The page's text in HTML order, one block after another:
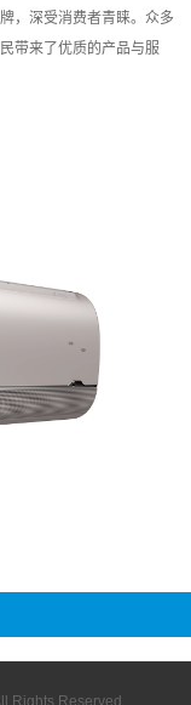
，深受消费者青睐。众多
带来了优质的产品与服
Rights Reserved